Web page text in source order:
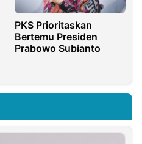
PKS Prioritaskan
Bertemu Presiden
Prabowo Subianto